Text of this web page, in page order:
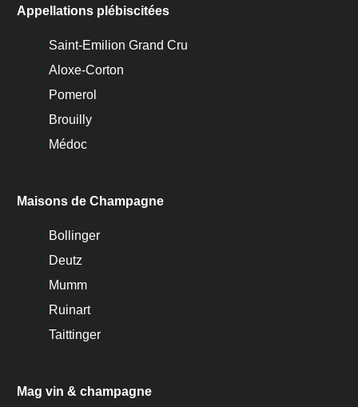
Appellations plébiscitées
Saint-Emilion Grand Cru
Aloxe-Corton
Pomerol
Brouilly
Médoc
Maisons de Champagne
Bollinger
Deutz
Mumm
Ruinart
Taittinger
Mag vin & champagne